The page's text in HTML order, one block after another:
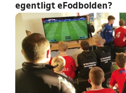
egentligt eFodbolden?